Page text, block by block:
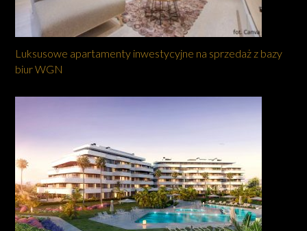
Luksusowe apartamenty inwestycyjne na sprzedaż z bazy
biur WGN